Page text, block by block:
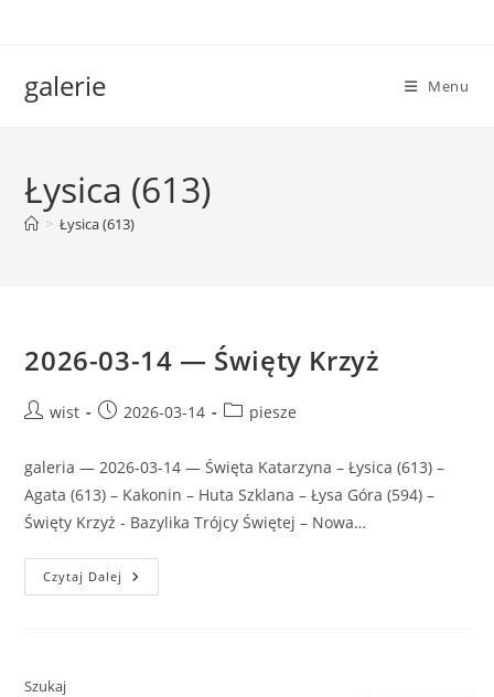
galerie Menu
Łysica (613)
> Łysica (613)
2026-03-14 — Święty Krzyż
Postwist
Post2026-03-14
Postpiesze
galeria — 2026-03-14 — Święta Katarzyna – Łysica (613) –
Agata (613) – Kakonin – Huta Szklana – Łysa Góra (594) –
Święty Krzyż - Bazylika Trójcy Świętej – Nowa…
Czytaj Dalej 2026-
03-
Szukaj